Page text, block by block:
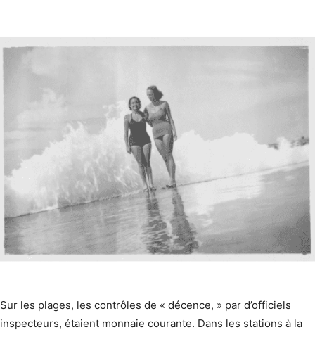
Sur les plages, les contrôles de « décence, » par d’officiels
inspecteurs, étaient monnaie courante. Dans les stations à la